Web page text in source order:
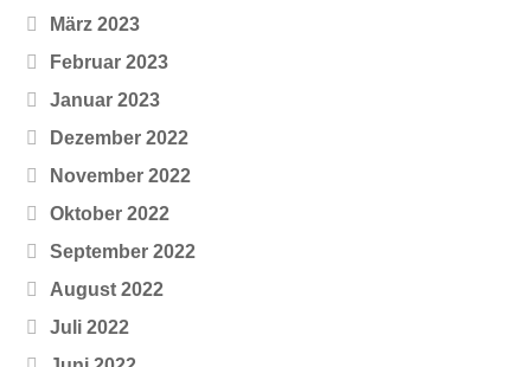
März 2023
Februar 2023
Januar 2023
Dezember 2022
November 2022
Oktober 2022
September 2022
August 2022
Juli 2022